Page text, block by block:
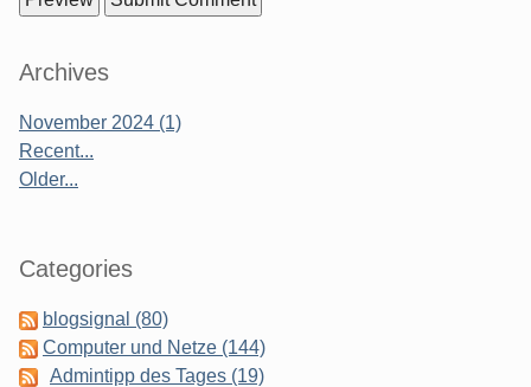
Sidebar
Archives
November 2024 (1)
Recent...
Older...
Categories
blogsignal (80)
Computer und Netze (144)
Admintipp des Tages (19)